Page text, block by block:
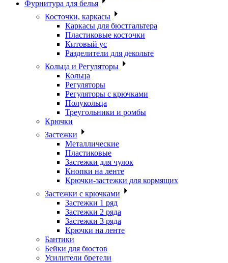
Фурнитура для белья
Косточки, каркасы
Каркасы для бюстгальтера
Пластиковые косточки
Китовый ус
Разделители для декольте
Кольца и Регуляторы
Кольца
Регуляторы
Регуляторы с крючками
Полукольца
Треугольники и ромбы
Крючки
Застежки
Металлические
Пластиковые
Застежки для чулок
Кнопки на ленте
Крючки-застежки для кормящих
Застежки с крючками
Застежки 1 ряд
Застежки 2 ряда
Застежки 3 ряда
Крючки на ленте
Бантики
Бейки для бюстов
Усилители бретели